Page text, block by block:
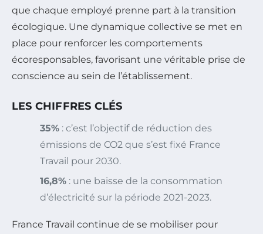
que chaque employé prenne part à la transition
écologique. Une dynamique collective se met en
place pour renforcer les comportements
écoresponsables, favorisant une véritable prise de
conscience au sein de l’établissement.
LES CHIFFRES CLÉS
35% : c’est l’objectif de réduction des
émissions de CO2 que s’est fixé France
Travail pour 2030.
16,8% : une baisse de la consommation
d’électricité sur la période 2021-2023.
France Travail continue de se mobiliser pour